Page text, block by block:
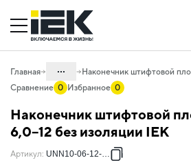
Главная ...
08. Изделия электромонтажные и
инструменты
08.01 Наконечники, гильзы,
Сравнение 0 Избранное 0
Наконечник штифтовой
6,0–12 без изоляции IEK
Артикул: UNN10-06-12-001